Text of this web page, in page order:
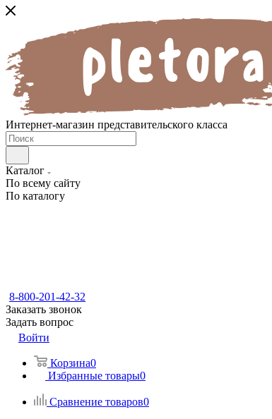
Интернет-магазин представительского класса
Каталог
По всему сайту
По каталогу
8-800-201-42-32
Заказать звонок
Задать вопрос
Войти
Корзина0
Избранные товары0
Сравнение товаров0